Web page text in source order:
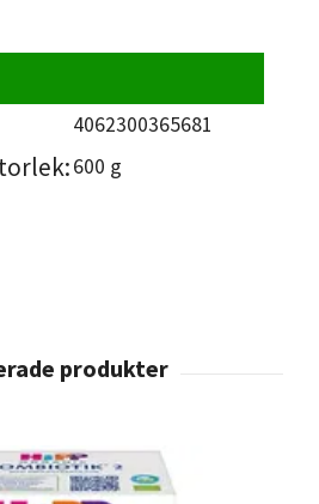
4062300365681
600 g